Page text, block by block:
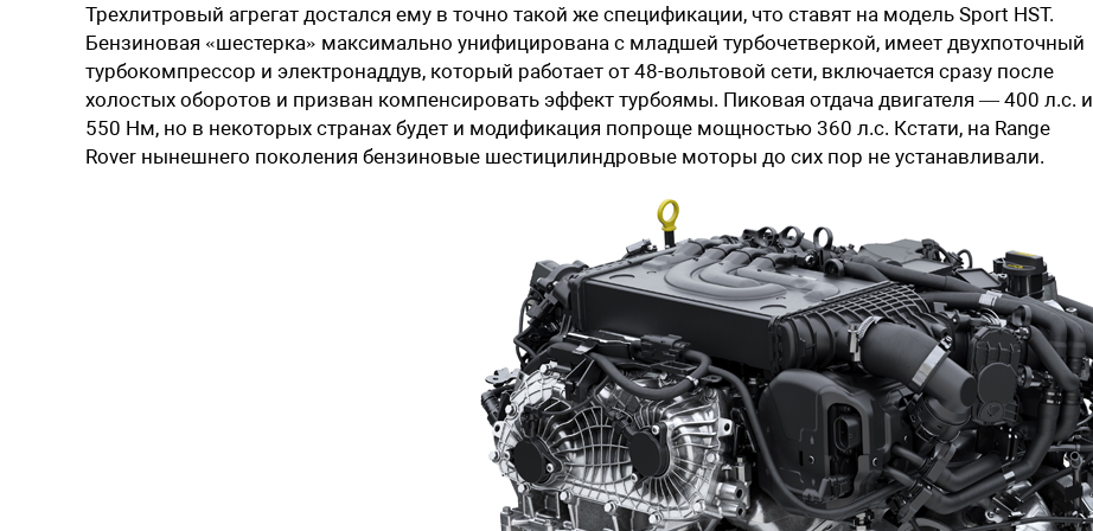
Трехлитровый агрегат достался ему в точно такой же спецификации, что ставят на модель Sport HST.
Бензиновая «шестерка» максимально унифицирована с младшей турбочетверкой, имеет двухпоточный
турбокомпрессор и электронаддув, который работает от 48-вольтовой сети, включается сразу после
холостых оборотов и призван компенсировать эффект турбоямы. Пиковая отдача двигателя — 400 л.с. и
550 Нм, но в некоторых странах будет и модификация попроще мощностью 360 л.с. Кстати, на Range
Rover нынешнего поколения бензиновые шестицилиндровые моторы до сих пор не устанавливали.